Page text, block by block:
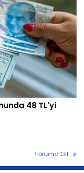
48 TL'yi
Foruma Git